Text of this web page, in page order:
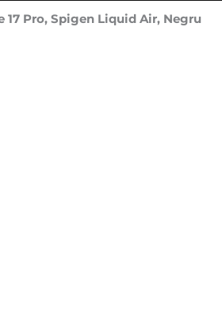
17 Pro, Spigen Liquid Air, Negru